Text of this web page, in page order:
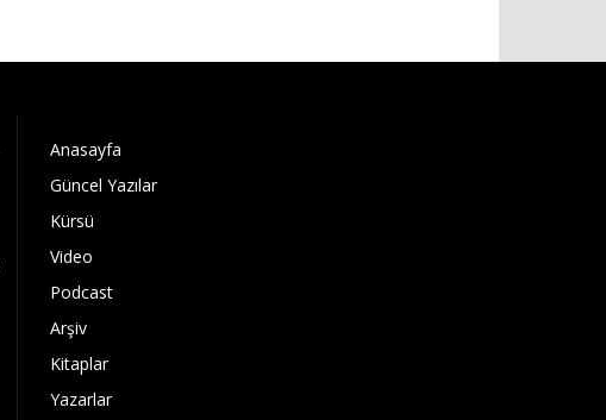
Anasayfa
Güncel Yazılar
Kürsü
Video
Podcast
Arşiv
Kitaplar
Yazarlar